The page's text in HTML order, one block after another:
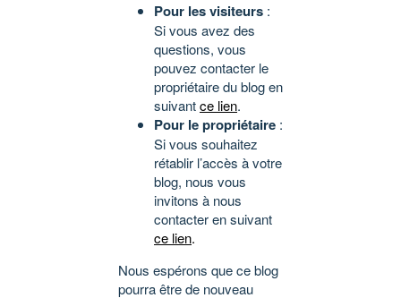
Pour les visiteurs :
Si vous avez des
questions, vous
pouvez contacter le
propriétaire du blog en
suivantce lien.
Pour le propriétaire :
Si vous souhaitez
rétablir l’accès à votre
blog, nous vous
invitons à nous
contacter en suivant
ce lien.
Nous espérons que ce blog
pourra être de nouveau